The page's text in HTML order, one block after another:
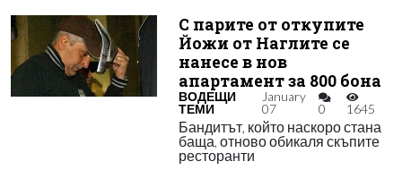
С парите от откупите
Йожи от Наглите се
нанесе в нов
апартамент за 800 бона
ВОДЕЩИ
ТЕМИ
January
07
0 1645
Бандитът, който наскоро стана
баща, отново обикаля скъпите
ресторанти